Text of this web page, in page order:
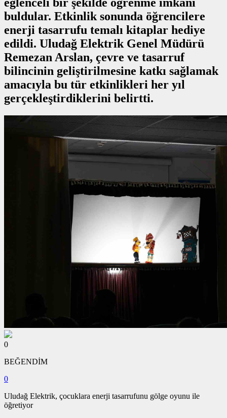
buldular. Etkinlik sonunda öğrencilere
enerji tasarrufu temalı kitaplar hediye
edildi. Uludağ Elektrik Genel Müdürü
Remezan Arslan, çevre ve tasarruf
bilincinin geliştirilmesine katkı sağlamak
amacıyla bu tür etkinlikleri her yıl
gerçekleştirdiklerini belirtti.
0
BEĞENDİM
0
Uludağ Elektrik, çocuklara enerji tasarrufunu gölge oyunu ile
öğretiyor